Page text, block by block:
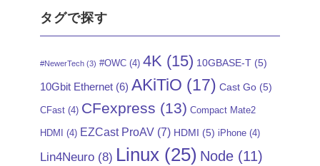
タグで探す
#NewerTech (3) #OWC (4) 4K (15) 10GBASE-T (5)
10Gbit Ethernet (6) AKiTiO (17) Cast Go (5)
CFast (4) CFexpress (13) Compact Mate2
HDMI (4) EZCast ProAV (7) HDMI (5) iPhone (4)
Lin4Neuro (8) Linux (25) Node (11)